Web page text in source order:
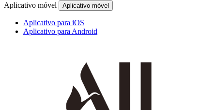
Aplicativo móvel Aplicativo móvel
Aplicativo para iOS
Aplicativo para Android